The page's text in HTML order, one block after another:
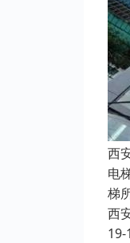
西
电
梯
西
19-